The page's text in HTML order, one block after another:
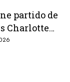
partido de
Charlotte
de la